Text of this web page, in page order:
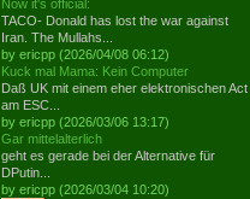
Now it's official:
TACO- Donald has lost the war against
Iran. The Mullahs...
by ericpp (2026/04/08 06:12)
Kuck mal Mama: Kein Computer
Daß UK mit einem eher elektronischen Act
am ESC...
by ericpp (2026/03/06 13:17)
Gar mittelalterlich
geht es gerade bei der Alternative für
DPutin...
by ericpp (2026/03/04 10:20)